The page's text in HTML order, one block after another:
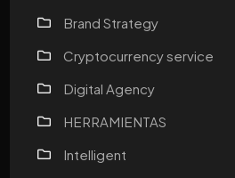
Brand Strategy
Cryptocurrency service
Digital Agency
HERRAMIENTAS
Intelligent